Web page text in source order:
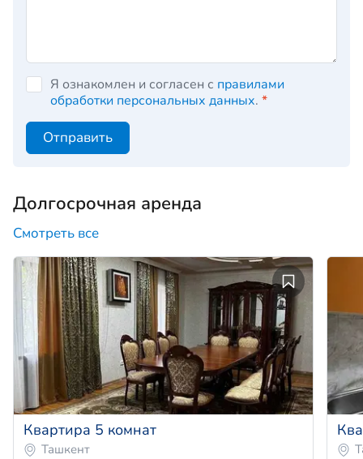
Я ознакомлен и согласен с правилами
обработки персональных данных. *
Отправить
Долгосрочная аренда
Смотреть все
Квартира 5 комнат
Ташкент